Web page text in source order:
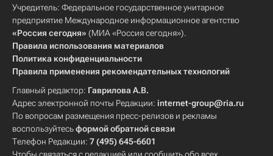
Учредитель: Федеральное государственное унитарное
предприятие Международное информационное агентство
«Россия сегодня» (МИА «Россия сегодня»).
Правила использования материалов
Политика конфиденциальности
Правила применения рекомендательных технологий
Главный редактор: Гаврилова А.В.
Адрес электронной почты Редакции: internet-group@ria.ru
По вопросам размещения пресс-релизов и рекламы
воспользуйтесьформой обратной связи
Телефон Редакции: 7 (495) 645-6601